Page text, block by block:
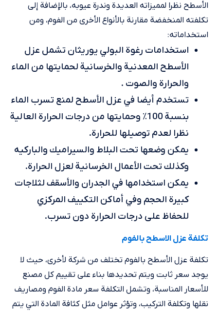
الأسطح نظرا لمميزاته العديدة وندرة عيوبه، بالإضافة إلى
تكلفته المنخفضة مقارنة بالأنواع الأخرى من الفوم، ومن
استخداماته:
استخدامات رغوة البولي يوريثان تشمل عزل
الأسطح المعدنية والخرسانية لحمايتها من الماء
والحرارة والصوت .
تستخدم أيضا في عزل الأسطح لمنع تسرب الماء
بنسبة 100٪ وحمايتها من درجات الحرارة العالية
نظرا لعدم توصيلها للحرارة.
يمكن وضعها تحت البلاط والسيراميك والباركيه
وكذلك تحت الأعمال الخرسانية لعزل الحرارة.
يمكن استخدامها في الجدران والأسقف لثلاجات
كبيرة الحجم وفي أماكن التكييف المركزي
للحفاظ على درجات الحرارة دون تسرب.
تكلفة عزل الاسطح بالفوم
تكلفة عزل الأسطح بالفوم تختلف من شركة لأخرى، حيث لا
يوجد سعر ثابت ويتم تحديدها بناء على تقييم كل مصنع
للأسعار المناسبة، وتشمل التكلفة سعر مادة الفوم ومصاريف
نقلها وتكلفة التركيب، وتؤثر عوامل مثل كثافة المادة التي يتم